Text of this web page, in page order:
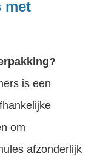
met
is een
om
afzonderlijk